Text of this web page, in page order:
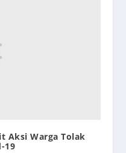
Aksi Warga Tolak
19